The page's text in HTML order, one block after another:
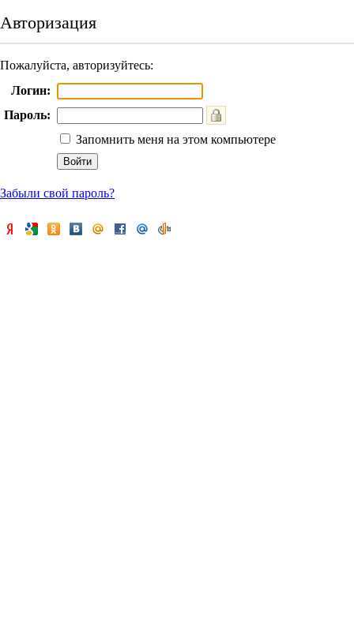
Авторизация
Пожалуйста, авторизуйтесь:
Логин:
Пароль:
Запомнить меня на этом компьютере
Забыли свой пароль?